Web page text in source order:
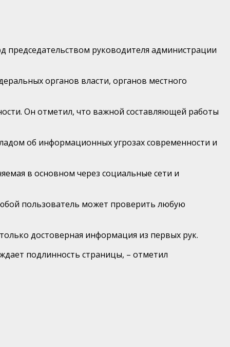
руководителя администрации
органов власти, органов местного
Он отметил, что важной составляющей работы
об информационных угрозах современности и
в основном через социальные сети и
пользователь может проверить любую
достоверная информация из первых рук.
подлинность страницы, – отметил